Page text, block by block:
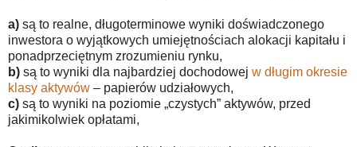
a) są to realne, długoterminowe wyniki doświadczonego
inwestora o wyjątkowych umiejętnościach alokacji kapitału i
ponadprzeciętnym zrozumieniu rynku,
b) są to wyniki dla najbardziej dochodowej w długim okresie
klasy aktywów – papierów udziałowych,
c) są to wyniki na poziomie „czystych” aktywów, przed
jakimikolwiek opłatami,